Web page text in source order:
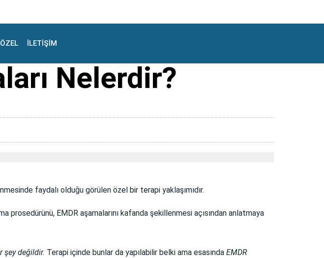
İLETİŞİM
Nelerdir?
faydalı olduğu görülen özel bir terapi yaklaşımıdır.
prosedürünü, EMDR aşamalarını kafanda şekillenmesi açısından anlatmaya
şey değildir. Terapi içinde bunlar da yapılabilir belki ama esasında EMDR